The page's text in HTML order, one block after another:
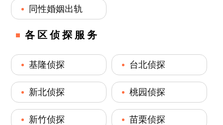
同性婚姻出轨
各区侦探服务
基隆侦探 台北侦探
新北侦探 桃园侦探
新竹侦探 苗栗侦探